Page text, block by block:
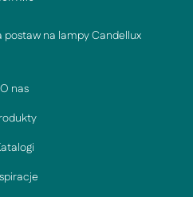
postaw na lampy Candellux
O nas